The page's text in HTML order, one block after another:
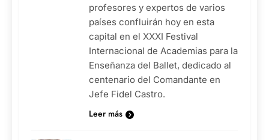
profesores y expertos de varios
países confluirán hoy en esta
capital en el XXXI Festival
Internacional de Academias para la
Enseñanza del Ballet, dedicado al
centenario del Comandante en
Jefe Fidel Castro.
Leer más